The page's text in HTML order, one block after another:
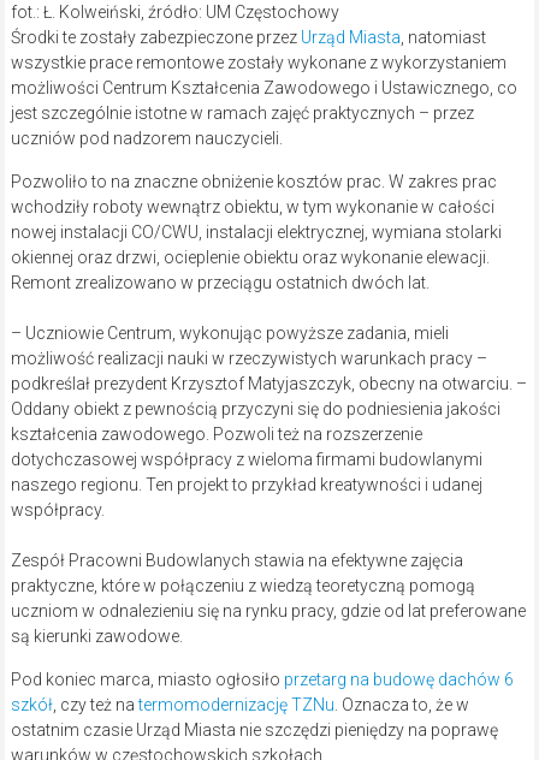
fot.: Ł. Kolweiński, źródło: UM Częstochowy
Środki te zostały zabezpieczone przez Urząd Miasta , natomiast
wszystkie prace remontowe zostały wykonane z wykorzystaniem
możliwości Centrum Kształcenia Zawodowego i Ustawicznego, co
jest szczególnie istotne w ramach zajęć praktycznych – przez
uczniów pod nadzorem nauczycieli.
Pozwoliło to na znaczne obniżenie kosztów prac. W zakres prac
wchodziły roboty wewnątrz obiektu, w tym wykonanie w całości
nowej instalacji CO/CWU, instalacji elektrycznej, wymiana stolarki
okiennej oraz drzwi, ocieplenie obiektu oraz wykonanie elewacji.
Remont zrealizowano w przeciągu ostatnich dwóch lat.
– Uczniowie Centrum, wykonując powyższe zadania, mieli
możliwość realizacji nauki w rzeczywistych warunkach pracy –
podkreślał prezydent Krzysztof Matyjaszczyk, obecny na otwarciu. –
Oddany obiekt z pewnością przyczyni się do podniesienia jakości
kształcenia zawodowego. Pozwoli też na rozszerzenie
dotychczasowej współpracy z wieloma firmami budowlanymi
naszego regionu. Ten projekt to przykład kreatywności i udanej
współpracy.
Zespół Pracowni Budowlanych stawia na efektywne zajęcia
praktyczne, które w połączeniu z wiedzą teoretyczną pomogą
uczniom w odnalezieniu się na rynku pracy, gdzie od lat preferowane
są kierunki zawodowe.
Pod koniec marca, miasto ogłosiło przetarg na budowę dachów 6
szkół, czy też natermomodernizację TZNu . Oznacza to, że w
ostatnim czasie Urząd Miasta nie szczędzi pieniędzy na poprawę
warunków w częstochowskich szkołach.